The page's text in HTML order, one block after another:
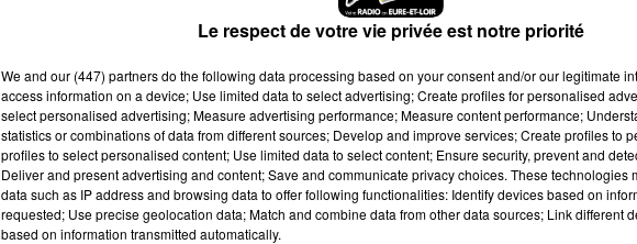
Le respect de votre vie privée est notre priorité
We and our (447) partnersdo the following data processing based on your consent and/or our legitimate
access information on a device; Use limited data to select advertising; Create profiles for personalised
select personalised advertising; Measure advertising performance; Measure content performance;
statistics or combinations of data from different sources; Develop and improve services; Create profiles to
profiles to select personalised content; Use limited data to select content; Ensure security, prevent and
Deliver and present advertising and content; Save and communicate privacy choices. These technologies
data such as IP address and browsing data to offer following functionalities: Identify devices based on
requested; Use precise geolocation data; Match and combine data from other data sources; Link different
based on information transmitted automatically.